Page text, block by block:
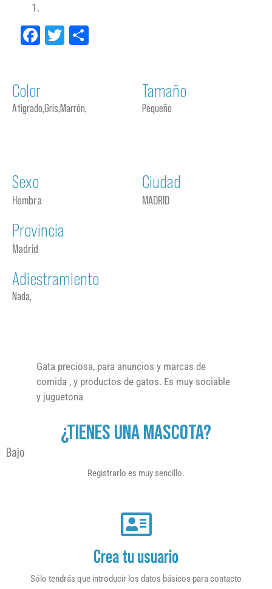
Facebook
Twitter
Color
Atigrado,Gris,Marrón,
Tamaño
Pequeño
Sexo
Hembra
Ciudad
MADRID
Provincia
Madrid
Adiestramiento
Nada,
Gata preciosa, para anuncios y marcas de
comida , y productos de gatos. Es muy sociable
y juguetona
¿TIENES UNA MASCOTA?
Bajo
Registrarlo es muy sencillo.
Crea tu usuario
Sólo tendrás que introducir los datos básicos para contacto